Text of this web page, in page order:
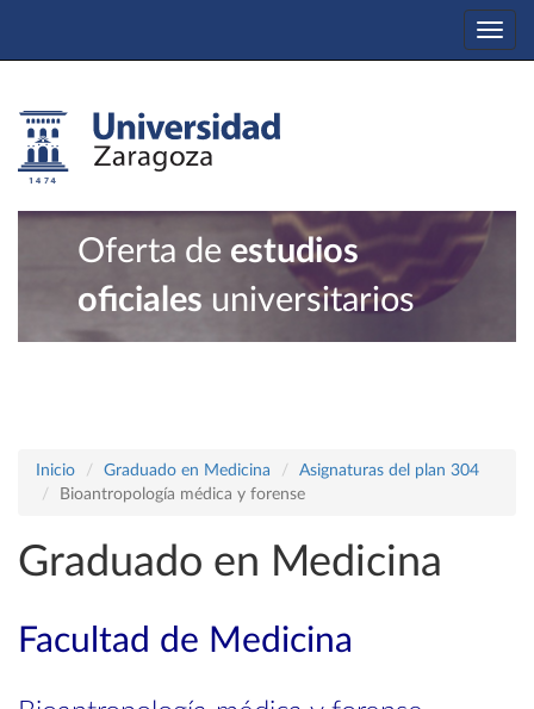
Oferta de estudios
oficiales universitarios
Inicio Graduado en Medicina
Asignaturas del plan 304
Bioantropología médica y forense
Graduado en Medicina
Facultad de Medicina